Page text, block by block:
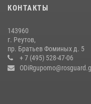
18 июля 2026, 07:03
сотрудников
препятствий со стрельбой
14 июля 2026, 15:13
КОНТАКТЫ
143960
г. Реутов,
пр. Братьев Фоминых д. 5
+ 7 (495) 528-47-06